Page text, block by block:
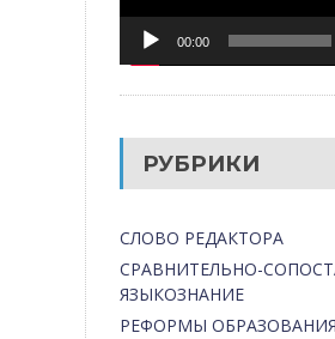
00:00
РУБРИКИ
СЛОВО РЕДАКТОРА
СРАВНИТЕЛЬНО-
ЯЗЫКОЗНАНИЕ
РЕФОРМЫ